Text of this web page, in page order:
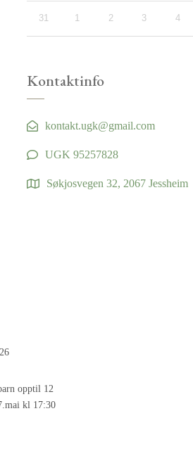
31 1 2 3 4
Kontaktinfo
kontakt.ugk@gmail.com
UGK 95257828
Søkjosvegen 32, 2067 Jessheim
opptil 12
kl 17:30